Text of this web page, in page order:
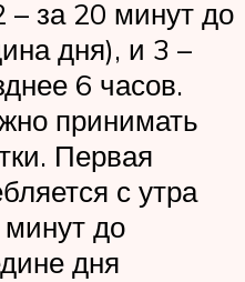
– за 20 минут до
дня), и 3 –
6 часов.
принимать
Первая
с утра
до
дня